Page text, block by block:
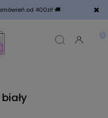
od 400zł! 🚚